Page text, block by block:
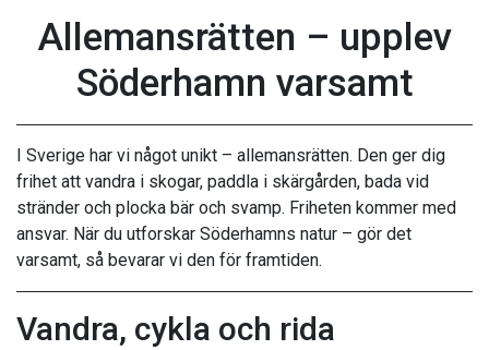
Allemansrätten – upplev
Söderhamn varsamt
I Sverige har vi något unikt – allemansrätten. Den ger dig
frihet att vandra i skogar, paddla i skärgården, bada vid
stränder och plocka bär och svamp. Friheten kommer med
ansvar. När du utforskar Söderhamns natur – gör det
varsamt, så bevarar vi den för framtiden.
Vandra, cykla och rida